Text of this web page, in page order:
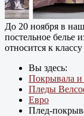
До 20 ноября в
постельное белье
относится к
Вы здесь:
Покрывала
Пледы
Евро
Плед-